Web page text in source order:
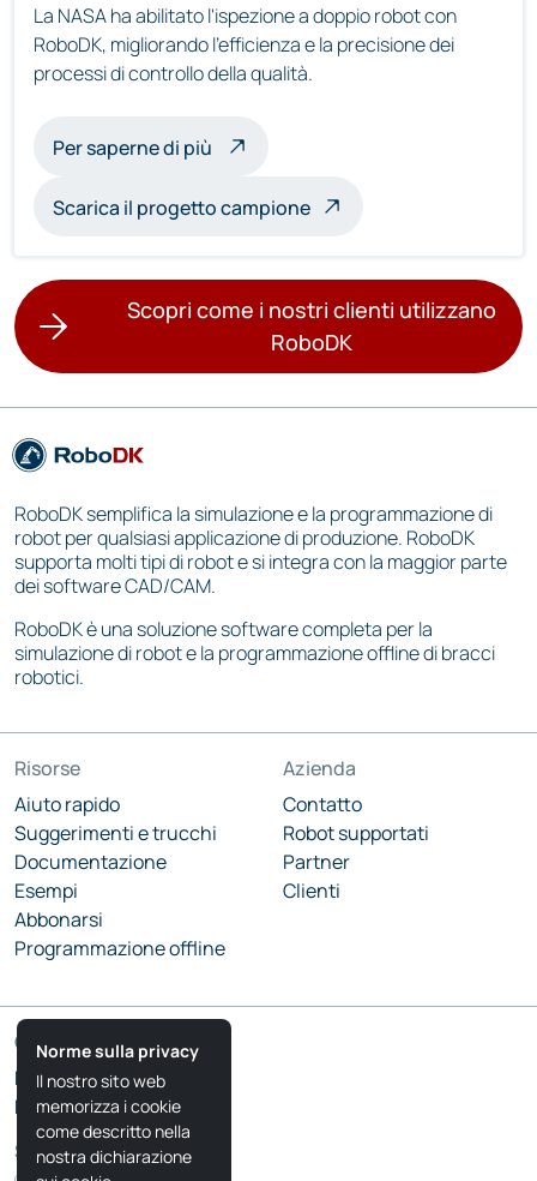
La NASA ha abilitato l'ispezione a doppio robot con
RoboDK, migliorando l'efficienza e la precisione dei
processi di controllo della qualità.
Per saperne di più sull'ispezione multirobot
Scarica il progetto campione
Scopri come i nostri clienti utilizzano
RoboDK
RoboDK semplifica la simulazione e la programmazione di
robot per qualsiasi applicazione di produzione. RoboDK
supporta molti tipi di robot e si integra con la maggior parte
dei software CAD/CAM.
RoboDK è una soluzione software completa per la
simulazione di robot e la programmazione offline di bracci
robotici.
Risorse
Aiuto rapido
Suggerimenti e trucchi
Documentazione
Esempi
Abbonarsi
Programmazione offline
Azienda
Contatto
Robot supportati
Partner
Clienti
Comunità
Blog RoboDK
Forum RoboDK
Seguiteci
Norme sulla privacy
Il nostro sito web
memorizza i cookie
come descritto nella
nostra dichiarazione